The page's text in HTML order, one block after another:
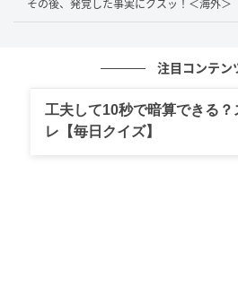
いう強い自己認識を持つように
げられたのは「あなたは本来、
う衝撃の事実でした。
その後、発覚した事実にクスッ！＜海外＞
注目コンテン
工夫して10秒で暗算できる？
レ【毎日クイズ】